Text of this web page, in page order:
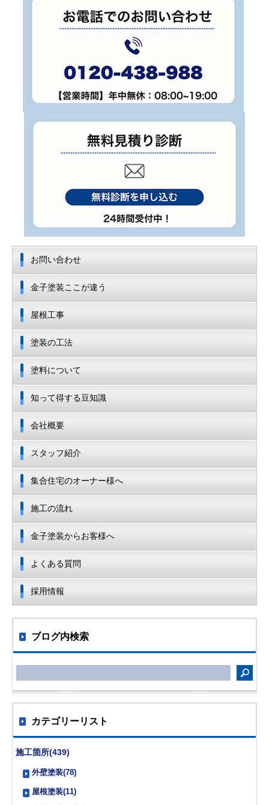
お問い合わせ
金子塗装ここが違う
屋根工事
塗装の工法
塗料について
知って得する豆知識
会社概要
スタッフ紹介
集合住宅のオーナー様へ
施工の流れ
金子塗装からお客様へ
よくある質問
採用情報
ブログ内検索
カテゴリーリスト
施工箇所(439)
外壁塗装(78)
屋根塗装(11)